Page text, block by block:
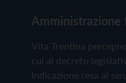
Amministrazione
Vita Trentina
cui al decreto
Indicazione resa ai